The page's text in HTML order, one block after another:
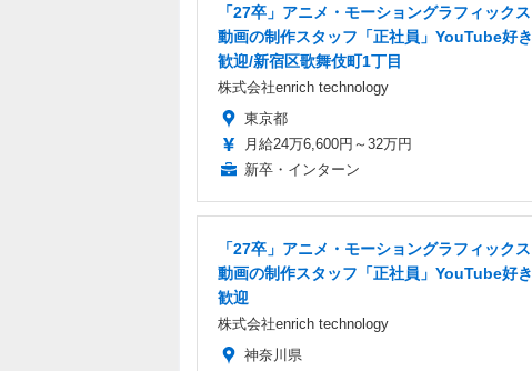
「27卒」アニメ・モーショングラフィックス
動画の制作スタッフ「正社員」YouTube好き
歓迎/新宿区歌舞伎町1丁目
株式会社enrich technology
東京都
月給24万6,600円～32万円
新卒・インターン
「27卒」アニメ・モーショングラフィックス
動画の制作スタッフ「正社員」YouTube好き
歓迎
株式会社enrich technology
神奈川県